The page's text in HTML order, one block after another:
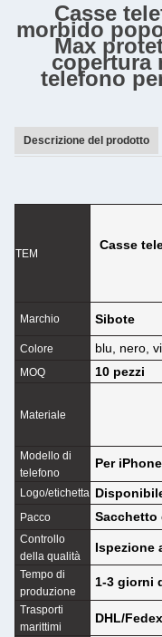
Casse
morbido
Max
copertura
telefono
Descrizione del prodotto
TEM
Casse
Marchio Sibote
Colore blu, nero,
MOQ 10 pezzi
Materiale
Modello di
telefono
Per
Logo/etichetta
Pacco Sacchetto
Controllo
della qualità
Ispezione
Tempo di
produzione
1-3 giorni
Trasporti
marittimi
DHL/